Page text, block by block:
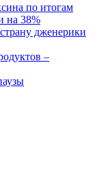
по итогам
на 38%
дженерики
–